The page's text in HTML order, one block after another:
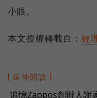
小眼。
本文授權轉載自： 經
延伸閱讀
追憶Zappos創辦人謝